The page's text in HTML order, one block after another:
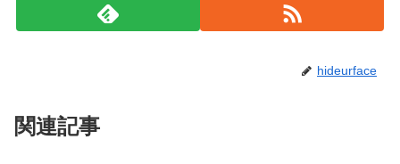
hideurface
関連記事